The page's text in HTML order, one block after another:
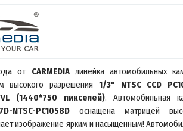
от CARMEDIAлинейка автомобильных
высокого разрешения 1/3" NTSC CCD
(1440*750 пикселей). Автомобильная
NTSC-PC1058D оснащена матрицей
изображение ярким и насыщенным!